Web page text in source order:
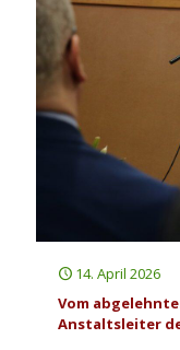
14. April 2026
Vom
Anstaltsleiter